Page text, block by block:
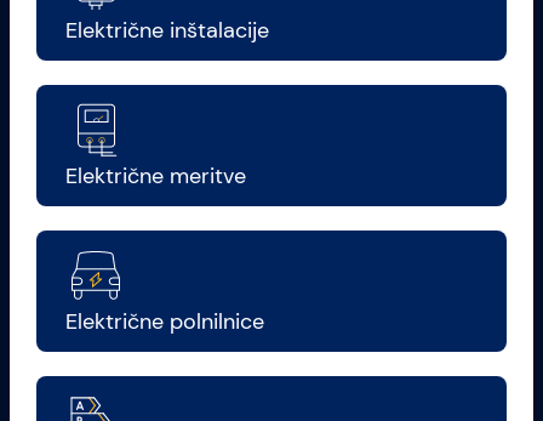
Električne inštalacije
Električne meritve
Električne polnilnice